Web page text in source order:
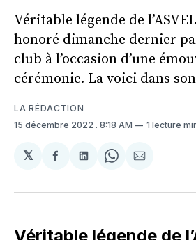
Véritable légende de
honoré dimanche dernier
club à l’occasion d’une
cérémonie. La voici dans
LA RÉDACTION
15 décembre 2022 . 8:18 AM 1 lecture
𝕏
Partager
Facebook
Partager
LinkedIn
Share
WhatsApp
Partager
Courriel
Véritable légende de